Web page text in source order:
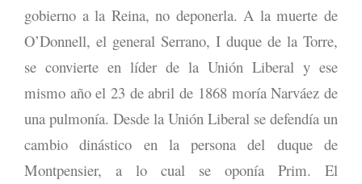
gobierno a la Reina, no deponerla. A la muerte de
O’Donnell, el general Serrano, I duque de la Torre,
se convierte en líder de la Unión Liberal y ese
mismo año el 23 de abril de 1868 moría Narváez de
una pulmonía. Desde la Unión Liberal se defendía un
cambio dinástico en la persona del duque de
Montpensier, a lo cual se oponía Prim. El